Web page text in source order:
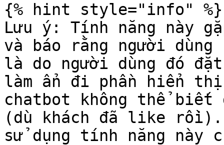
{% hint style="info" %}
Lưu ý: Tính năng này
và báo rằng người dùng
là do người dùng đó
làm ẩn đi phần hiển
chatbot không thể biết
(dù khách đã like rồi).
sử dụng tính năng này